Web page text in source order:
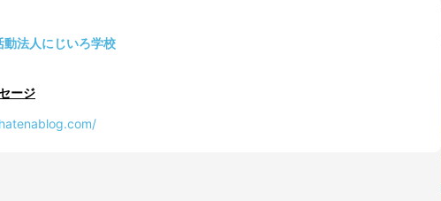
動法人にじいろ学校
ージ